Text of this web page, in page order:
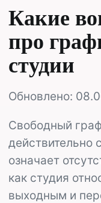
Какие
про
студии
Обновлено:
Свободный
действительно
означает
как студия
выходным и